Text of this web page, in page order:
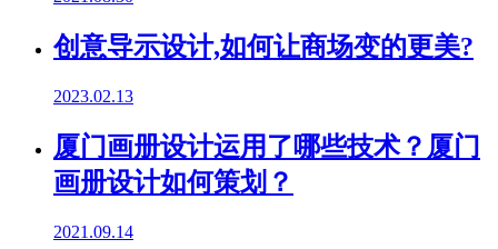
创意导示设计,如何让商场变的更美?
2023.02.13
厦门画册设计运用了哪些技术？厦门
画册设计如何策划？
2021.09.14